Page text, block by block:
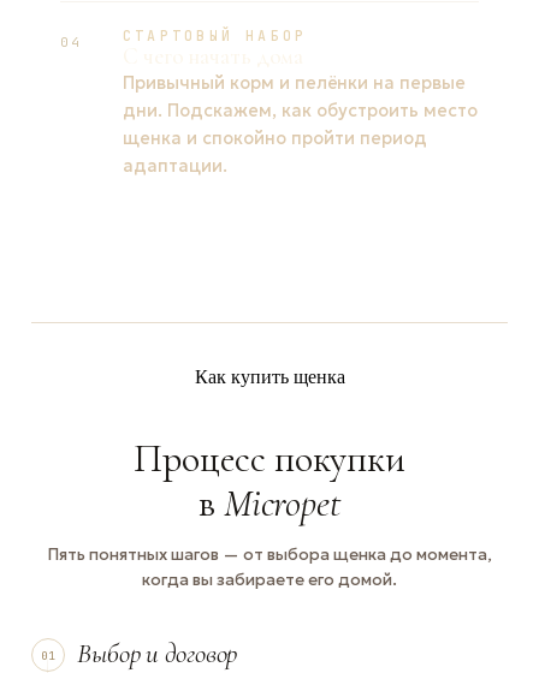
04 СТАРТОВЫЙ НАБОР
Привычный корм и пелёнки на первые
дни. Подскажем, как обустроить место
щенка и спокойно пройти период
адаптации.
Как купить щенка
Процесс покупки
в Micropet
Пять понятных шагов — от выбора щенка до момента,
когда вы забираете его домой.
01 Выбор и договор